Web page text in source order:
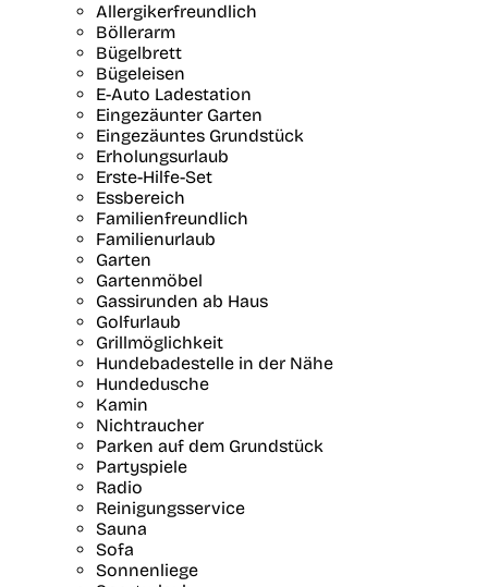
Allergikerfreundlich
Böllerarm
Bügelbrett
Bügeleisen
E-Auto Ladestation
Eingezäunter Garten
Eingezäuntes Grundstück
Erholungsurlaub
Erste-Hilfe-Set
Essbereich
Familienfreundlich
Familienurlaub
Garten
Gartenmöbel
Gassirunden ab Haus
Golfurlaub
Grillmöglichkeit
Hundebadestelle in der Nähe
Hundedusche
Kamin
Nichtraucher
Parken auf dem Grundstück
Partyspiele
Radio
Reinigungsservice
Sauna
Sofa
Sonnenliege